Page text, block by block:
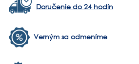
Doručenie do 24 hodín
Verným sa odmeníme